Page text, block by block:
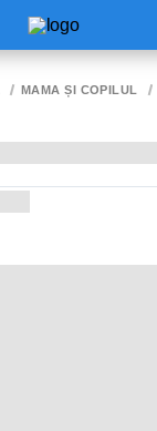
MAMA ȘI COPILUL